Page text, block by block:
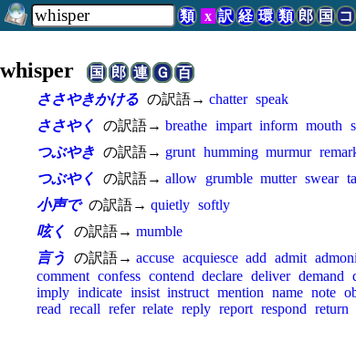
類 x 訳 経 環 類 郎 国 コ
whisper国 郎 連 Ｇ 百
ささやきかける の訳語→ chatter speak
ささやく
の訳語→ breathe impart inform mouth
つぶやき の訳語→ grunt humming murmur
つぶやく
の訳語→ allow grumble mutter swear
小声で の訳語→ quietly softly
呟く
の訳語→ mumble
言う
の訳語→ accuse acquiesce add admit
comment confess contend declare deliver demand
imply indicate insist instruct mention name note
read recall refer relate reply report respond return